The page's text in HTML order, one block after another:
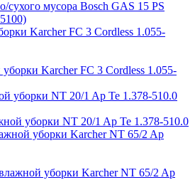
Karcher FC 3 Cordless 1.055-
уборки NT 20/1 Ap Te 1.378-510.0
уборки Karcher NT 65/2 Ap